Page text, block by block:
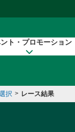
ト・プロモーション
択 > レース結果